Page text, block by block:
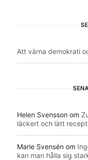
Att värna demokrati
Helen Svensson om
läckert och lätt recept
Marie Svensén om
kan man hålla sig